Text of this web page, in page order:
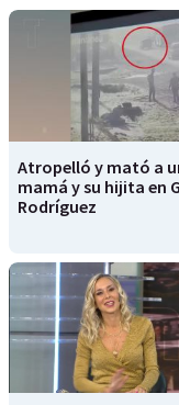
Atropelló y mató a
mamá y su hijita en
Rodríguez